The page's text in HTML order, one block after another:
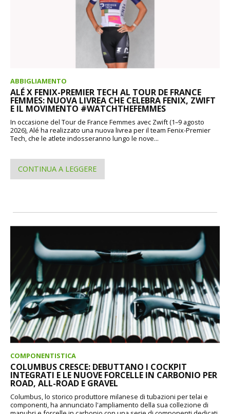
ABBIGLIAMENTO
ALÉ X FENIX-PREMIER TECH AL TOUR DE FRANCE
FEMMES: NUOVA LIVREA CHE CELEBRA FENIX, ZWIFT
E IL MOVIMENTO #WATCHTHEFEMMES
In occasione del Tour de France Femmes avec Zwift (1–9 agosto
2026), Alé ha realizzato una nuova livrea per il team Fenix-Premier
Tech, che le atlete indosseranno lungo le nove...
CONTINUA A LEGGERE
COMPONENTISTICA
COLUMBUS CRESCE: DEBUTTANO I COCKPIT
INTEGRATI E LE NUOVE FORCELLE IN CARBONIO PER
ROAD, ALL-ROAD E GRAVEL
Columbus, lo storico produttore milanese di tubazioni per telai e
componenti, ha annunciato l'ampliamento della sua collezione di